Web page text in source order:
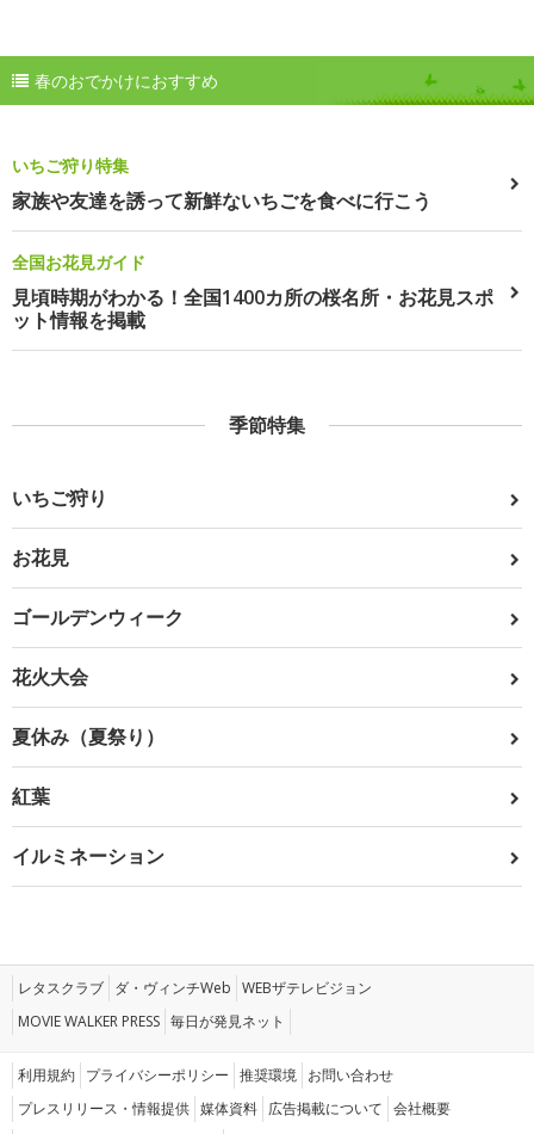
春のおでかけにおすすめ
いちご狩り特集
家族や友達を誘って新鮮ないちごを食べに行こう
全国お花見ガイド
見頃時期がわかる！全国1400カ所の桜名所・お花見スポ
ット情報を掲載
季節特集
いちご狩り
お花見
ゴールデンウィーク
花火大会
夏休み（夏祭り）
紅葉
イルミネーション
レタスクラブ ダ・ヴィンチWeb WEBザテレビジョン
MOVIE WALKER PRESS 毎日が発見ネット
利用規約 プライバシーポリシー 推奨環境 お問い合わせ
プレスリリース・情報提供 媒体資料 広告掲載について 会社概要